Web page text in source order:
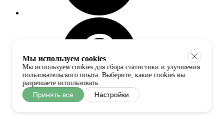
Мы используем cookies
Мы используем cookies для сбора статистики и улучшения
пользовательского опыта. Выберите, какие cookies вы
разрешаете использовать.
Принять все Настройки